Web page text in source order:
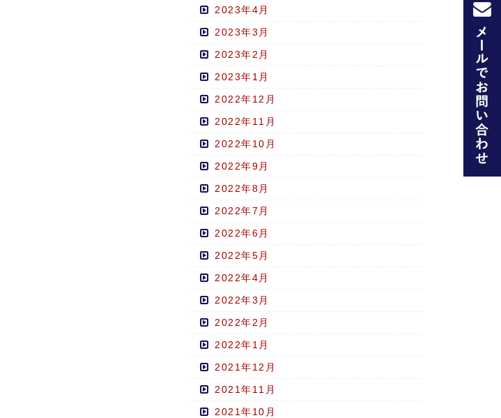
2023年4月
2023年3月
2023年2月
2023年1月
2022年12月
2022年11月
2022年10月
2022年9月
2022年8月
2022年7月
2022年6月
2022年5月
2022年4月
2022年3月
2022年2月
2022年1月
2021年12月
2021年11月
2021年10月